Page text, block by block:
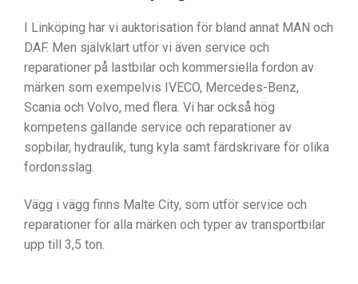
I Linköping har vi auktorisation för bland annat MAN och
DAF. Men självklart utför vi även service och
reparationer på lastbilar och kommersiella fordon av
märken som exempelvis IVECO, Mercedes-Benz,
Scania och Volvo, med flera. Vi har också hög
kompetens gällande service och reparationer av
sopbilar, hydraulik, tung kyla samt färdskrivare för olika
fordonsslag.
Vägg i vägg finns Malte City, som utför service och
reparationer för alla märken och typer av transportbilar
upp till 3,5 ton.